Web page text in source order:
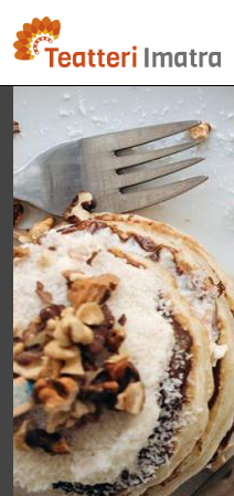
pääsisältöön